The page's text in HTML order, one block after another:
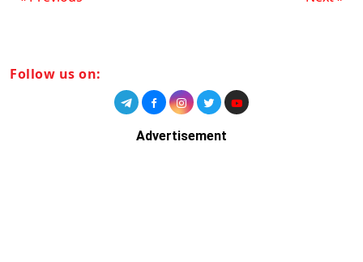
Follow us on:
Advertisement